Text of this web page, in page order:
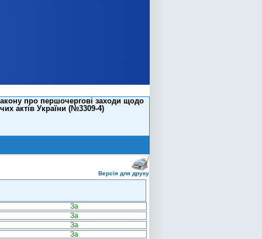
про першочергові заходи щодо
актів України (№3309-4)
Версія для друку
За
За
За
За